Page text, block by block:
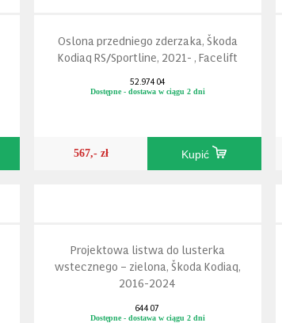
Oslona przedniego zderzaka, Škoda
Kodiaq RS/Sportline, 2021- , Facelift
52.974 04
Dostępne - dostawa w ciągu 2 dni
567,- zł Kupić
Projektowa listwa do lusterka
wstecznego – zielona, Škoda Kodiaq,
2016-2024
644 07
Dostępne - dostawa w ciągu 2 dni